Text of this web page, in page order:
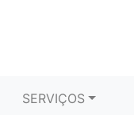
SERVIÇOS